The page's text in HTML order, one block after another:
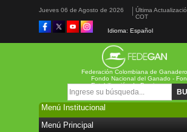
Jueves 06 de Agosto de 2026
Última
COT
Idioma: Español
Federación Colombiana de
Formulario de
Fondo Nacional del Ganado -
Estabilización de Precios